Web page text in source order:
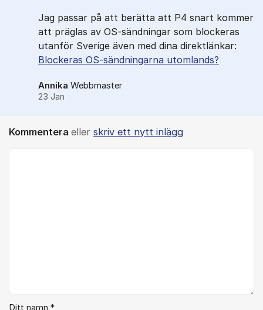
Jag passar på att berätta att P4 snart kommer
att präglas av OS-sändningar som blockeras
utanför Sverige även med dina direktlänkar:
Blockeras OS-sändningarna utomlands?
Annika Webbmaster
23 Jan
Kommentera eller skriv ett nytt inlägg
Ditt namn *